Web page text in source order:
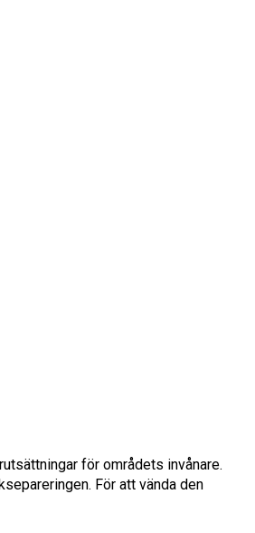
för områdets invånare.
För att vända den